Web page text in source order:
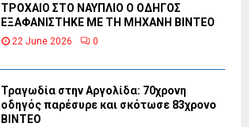
ΤΡΟΧΑΙΟ ΣΤΟ ΝΑΥΠΛΙΟ Ο ΟΔΗΓΟΣ
ΕΞΑΦΑΝΙΣΤΗΚΕ ΜΕ ΤΗ ΜΗΧΑΝΗ ΒΙΝΤΕΟ
22 June 2026 0
Τραγωδία στην Αργολίδα: 70χρονη
οδηγός παρέσυρε και σκότωσε 83χρονο
ΒΙΝΤΕΟ